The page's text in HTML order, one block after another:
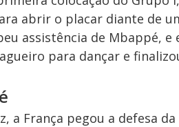
abrir o placar diante de
assistência de Mbappé, e
para dançar e
a França pegou a defesa